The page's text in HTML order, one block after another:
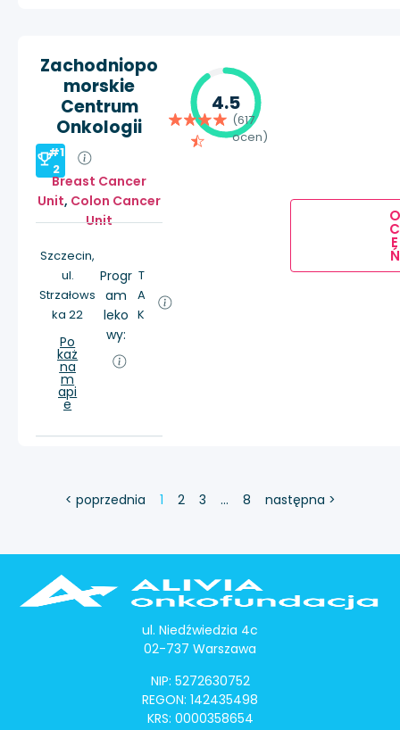
Zachodniopo
morskie
Centrum
Onkologii
#1
2
Breast Cancer
Unit, Colon Cancer
Unit
Szczecin,
ul.
Strzałows
ka 22
Po
każ
na
m
api
e
Progr
am
leko
wy:
T
A
K
4.5
(617
ocen)
O
C
E
Ń
< poprzednia 1 2 3 … 8 następna >
ul. Niedźwiedzia 4c
02-737 Warszawa
NIP: 5272630752
REGON: 142435498
KRS: 0000358654